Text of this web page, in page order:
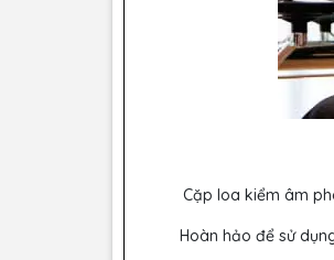
Cặp loa kiểm âm
Hoàn hảo để sử